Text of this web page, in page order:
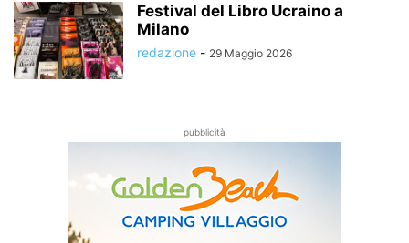
Festival del Libro Ucraino a
Milano
redazione - 29 Maggio 2026
pubblicità